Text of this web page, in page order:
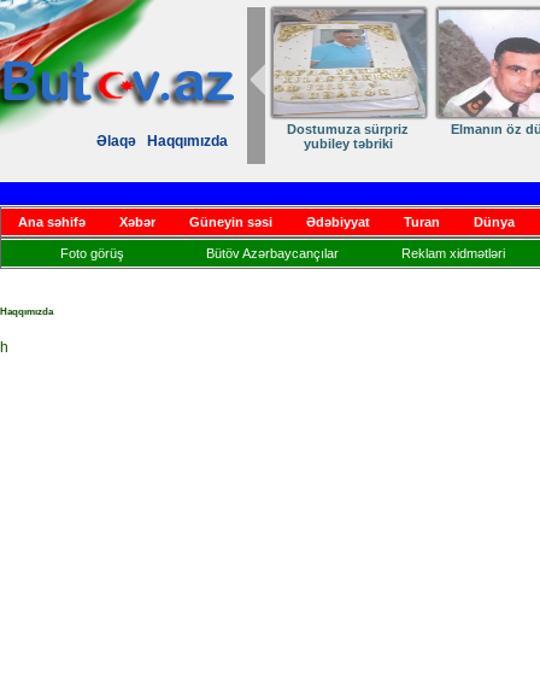
Əlaqə Haqqımızda
Dostumuza sürpriz
yubiley təbriki
Elmanın öz
Ana səhifə Xəbər Güneyin səsi Ədəbiyyat Turan Dünya
Foto görüş Bütöv Azərbaycançılar Reklam xidmətləri
Haqqımızda
h